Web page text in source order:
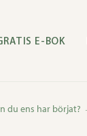
E-BOK
du ens har börjat?